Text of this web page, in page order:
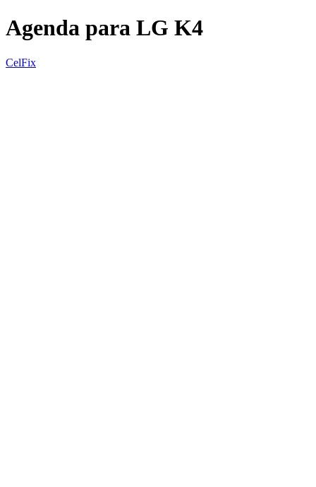
Agenda para LG K4
CelFix